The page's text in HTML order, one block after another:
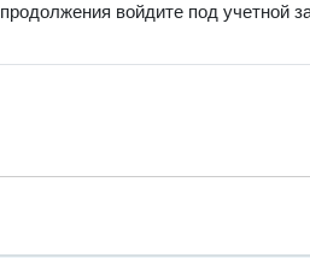
продолжения войдите под учетной